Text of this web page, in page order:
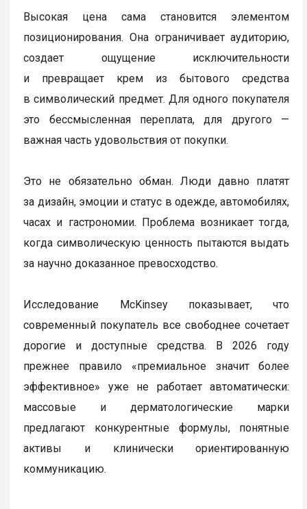
Высокая цена сама становится элементом
позиционирования. Она ограничивает аудиторию,
создает ощущение исключительности
и превращает крем из бытового средства
в символический предмет. Для одного покупателя
это бессмысленная переплата, для другого —
важная часть удовольствия от покупки.
Это не обязательно обман. Люди давно платят
за дизайн, эмоции и статус в одежде, автомобилях,
часах и гастрономии. Проблема возникает тогда,
когда символическую ценность пытаются выдать
за научно доказанное превосходство.
Исследование McKinsey показывает, что
современный покупатель все свободнее сочетает
дорогие и доступные средства. В 2026 году
прежнее правило «премиальное значит более
эффективное» уже не работает автоматически:
массовые и дерматологические марки
предлагают конкурентные формулы, понятные
активы и клинически ориентированную
коммуникацию.